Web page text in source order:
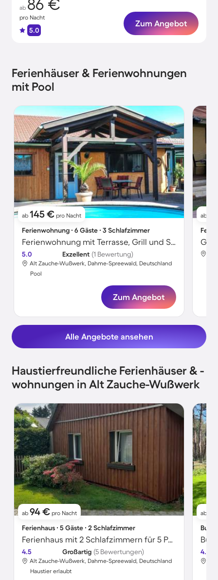
ab 86 €
pro Nacht
5.0
Zum Angebot
Ferienhäuser & Ferienwohnungen
mit Pool
ab 145 € pro Nacht
Ferienwohnung ∙ 6 Gäste ∙ 3 Schlafzimmer
Ferienwohnung mit Terrasse, Grill und Sauna
5.0 Exzellent (1 Bewertung)
Alt Zauche-Wußwerk, Dahme-Spreewald, Deutschland
Pool
Zum Angebot
ab
Alle Angebote ansehen
Haustierfreundliche Ferienhäuser & -
wohnungen in Alt Zauche-Wußwerk
ab 94 € pro Nacht
Ferienhaus ∙ 5 Gäste ∙ 2 Schlafzimmer
Ferienhaus mit 2 Schlafzimmern für 5 Personen
4.5 Großartig (5 Bewertungen)
Alt Zauche-Wußwerk, Dahme-Spreewald, Deutschland
Haustier erlaubt
ab
4.6